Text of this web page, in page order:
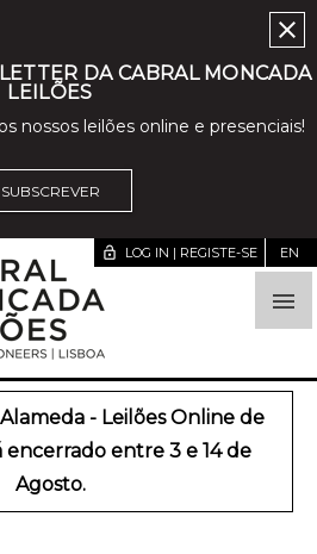
DA CABRAL MONCADA
LEILÕES
nossos leilões online e presenciais!
SUBSCREVER
close

lock_open LOG IN | REGISTE-SE EN
- Leilões Online de
encerrado entre 3 e 14 de
Agosto.